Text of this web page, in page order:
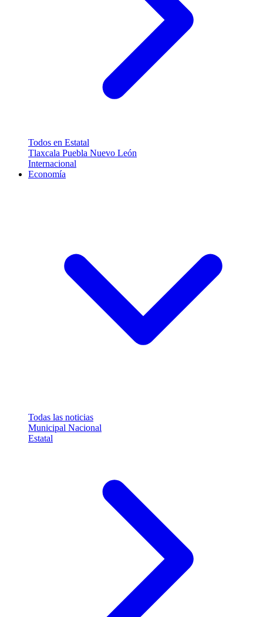
Todos en Estatal
Tlaxcala Puebla Nuevo León
Internacional
Economía
Todas las noticias
Municipal Nacional
Estatal